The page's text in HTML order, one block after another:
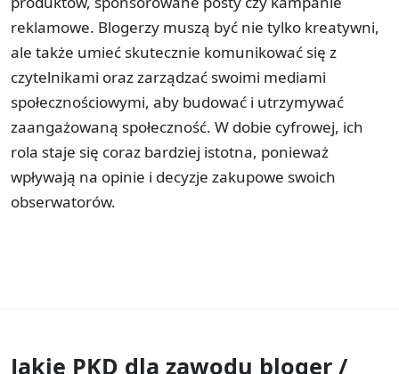
reklamowe. Blogerzy muszą być nie tylko kreatywni,
ale także umieć skutecznie komunikować się z
czytelnikami oraz zarządzać swoimi mediami
społecznościowymi, aby budować i utrzymywać
zaangażowaną społeczność. W dobie cyfrowej, ich
rola staje się coraz bardziej istotna, ponieważ
wpływają na opinie i decyzje zakupowe swoich
obserwatorów.
Jakie PKD dla zawodu bloger /